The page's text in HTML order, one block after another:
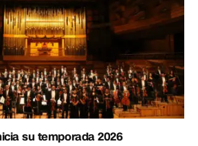
su temporada 2026